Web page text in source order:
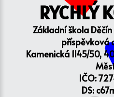
RYCHLÝ
Základní škola Děčín
příspěvková
Kamenická 1145/50,
IČO:
DS: